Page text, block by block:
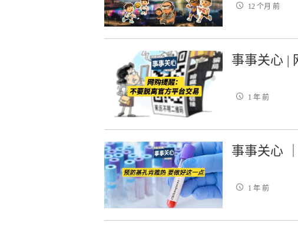
12 个月 前
事事关心 |
1 年 前
事事关心
1 年 前